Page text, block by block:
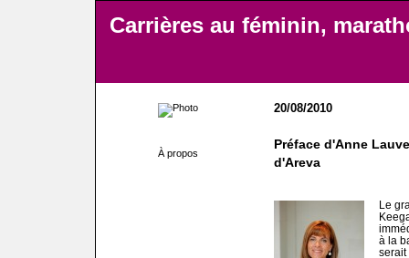
Carrières au féminin,
À propos
20/08/2010
Préface d'Anne
d'Areva
Le
à la
serait